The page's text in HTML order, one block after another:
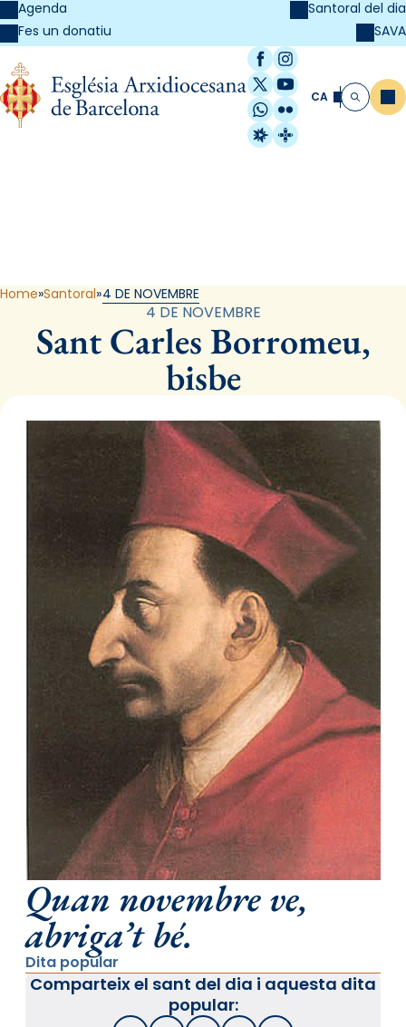
Agenda
Fes un donatiu
Santoral del dia
SAVA
Facebook
Instagram
X / Twitter
YouTube
WhatsApp
Flickr
Radio Estel
Catalunya
CA Cerca
Home Santoral 4 DE NOVEMBRE
4 DE NOVEMBRE
Sant Carles Borromeu,
bisbe
Quan novembre ve,
abriga’t bé.
Dita popular
Comparteix el sant del dia i aquesta dita
popular: